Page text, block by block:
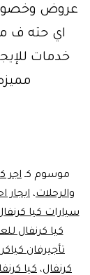
عروض
اي حته ف
خدمات
موسوم كـ اجر
والرحلات، ايجار
سيارات كيا
كيا كرنفال
تأجيرفان
كرنفال، كيا